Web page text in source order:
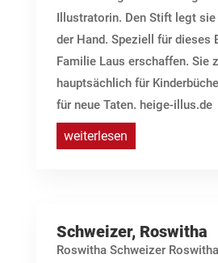
Illustratorin. Den Stift legt sie
der Hand. Speziell für dieses
Familie Laus erschaffen. Sie
hauptsächlich für
für neue Taten. heige-illus.de
weiterlesen
Schweizer, Roswitha
Roswitha Schweizer